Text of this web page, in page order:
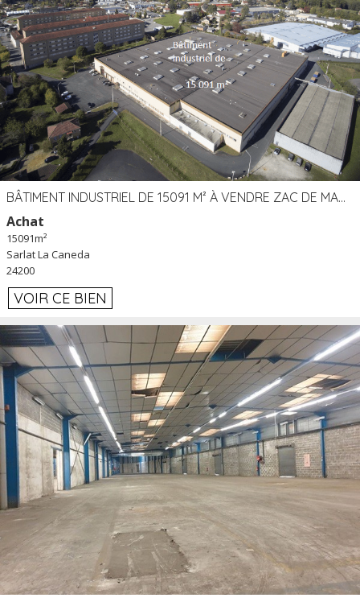
BÂTIMENT INDUSTRIEL DE 15091 M² À VENDRE ZAC DE MADRAZÈS À SARLAT (24)
Achat
15091m²
Sarlat La Caneda
24200
VOIR CE BIEN